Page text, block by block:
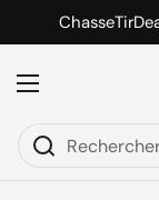
Passer au contenu
Ouvrir le menu